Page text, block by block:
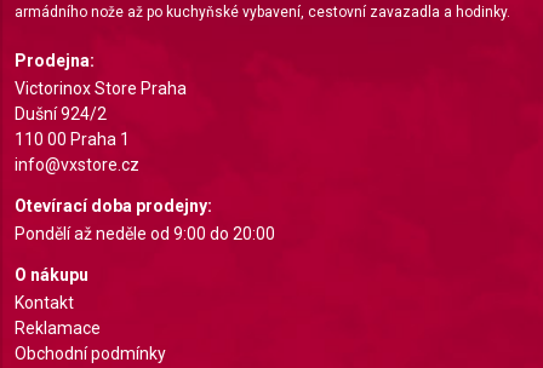
armádního nože až po kuchyňské vybavení, cestovní zavazadla a hodinky.
Prodejna:
Victorinox Store Praha
Dušní 924/2
110 00 Praha 1
info@vxstore.cz
Otevírací doba prodejny:
Pondělí až neděle od 9:00 do 20:00
O nákupu
Kontakt
Reklamace
Obchodní podmínky
Use profiles to select personalised content
Measure advertising performance
Measure content performance
Understand audiences through statistics or
Develop and improve services
Use limited data to select content